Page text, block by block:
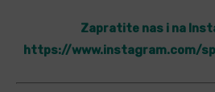
Zapratite nas i na
https://www.instagram.com/